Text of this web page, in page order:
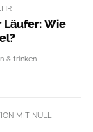
Läufer: Wie
& trinken
MIT NULL